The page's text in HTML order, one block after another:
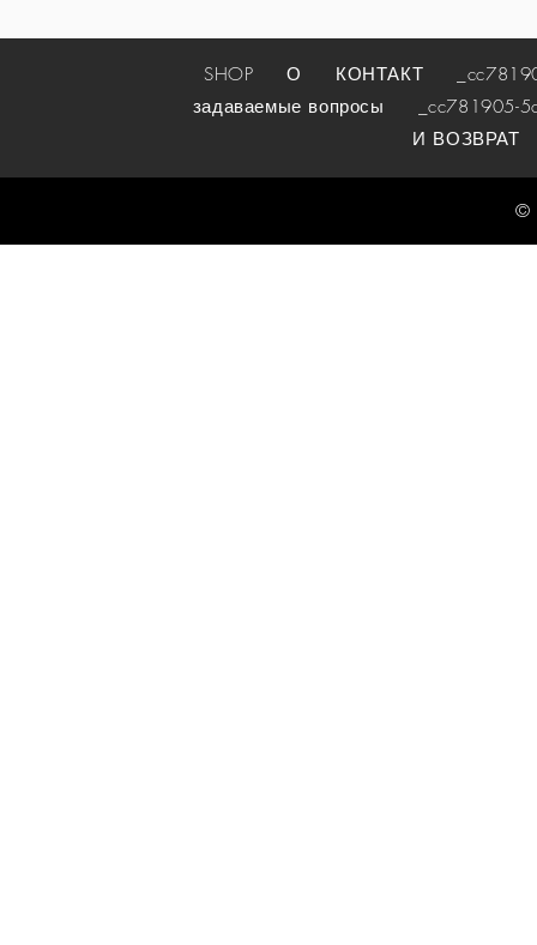
SHOP О КОНТАКТ
задаваемые вопросы _cc781905-
И ВОЗВРАТ
©